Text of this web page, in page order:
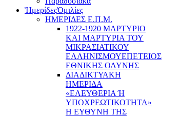
ἩμερίδεςὉμιλίες
ΗΜΕΡΙΔΕΣ Ε.Π.Μ.
1922-1920 ΜΑΡΤΥΡΙΟ
ΚΑI ΜΑΡΤΥΡIΑ ΤΟΥ
ΜΙΚΡΑΣΙΑΤΙΚΟΥ
EΛΛΗΝΙΣΜΟΥEΠEΤΕΙΟΣ
EΘΝΙΚHΣ O∆YΝΗΣ
ΔΙΑΔΙΚΤΥΑΚΗ
ΗΜΕΡΙΔΑ
«EΛΕΥΘΕΡΙΑ Ή
YΠΟΧΡΕΩΤΙΚΟΤΗΤΑ»
Η ΕΥΘΥΝΗ ΤΗΣ